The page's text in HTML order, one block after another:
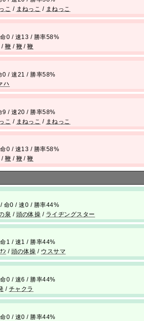
こ / まねっこ / まねっこ
0 / 速13 / 勝率58%
/ 鞭 / 鞭 /鞭
0 / 速21 / 勝率58%
ハ
9 / 速20 / 勝率58%
こ / まねっこ / まねっこ
0 / 速13 / 勝率58%
/ 鞭 / 鞭 /鞭
命0 / 速0 / 勝率44%
泉 / 頭の体操 / ライヂングスター
1 / 速1 / 勝率44%
ﾝ / 頭の体操 / ウスサマ
0 / 速6 / 勝率44%
/チャクラ
0 / 速0 / 勝率44%